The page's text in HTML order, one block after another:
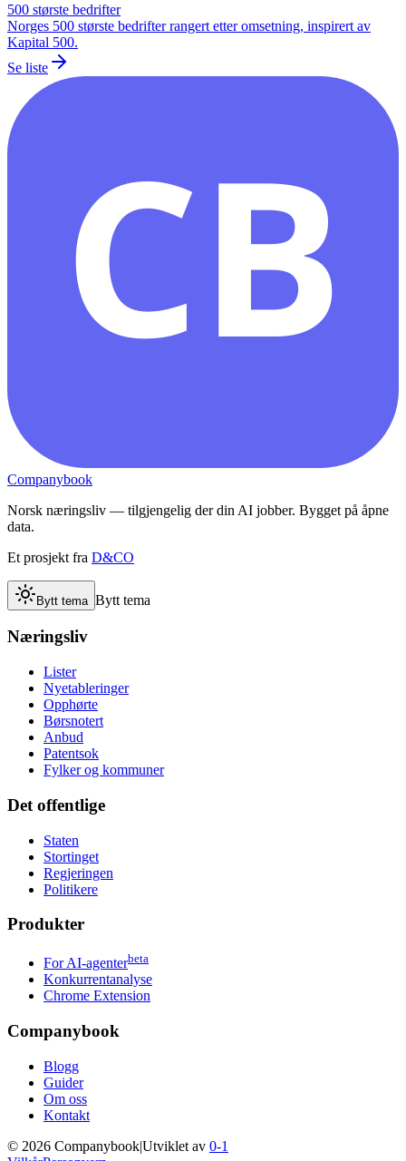
500 største bedrifter
Norges 500 største bedrifter rangert etter omsetning, inspirert av
Kapital 500.
Se liste
CB
Companybook
Norsk næringsliv — tilgjengelig der din AI jobber. Bygget på åpne
data.
Et prosjekt fra D&CO
Bytt tema Bytt tema
Næringsliv
Lister
Nyetableringer
Opphørte
Børsnotert
Anbud
Patentsok
Fylker og kommuner
Det offentlige
Staten
Stortinget
Regjeringen
Politikere
Produkter
For AI-agenterbeta
Konkurrentanalyse
Chrome Extension
Companybook
Blogg
Guider
Om oss
Kontakt
© 2026 Companybook|Utviklet av 0-1